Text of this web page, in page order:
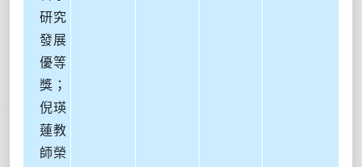
研究
發展
優等
獎；
倪瑛
蓮教
師榮